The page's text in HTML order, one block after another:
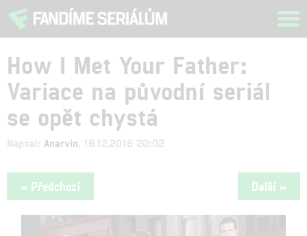
How I Met Your Father:
Variace na původní seriál
se opět chystá
Napsal: Anarvin , 16.12.2016 20:02
« Předchozí Další »